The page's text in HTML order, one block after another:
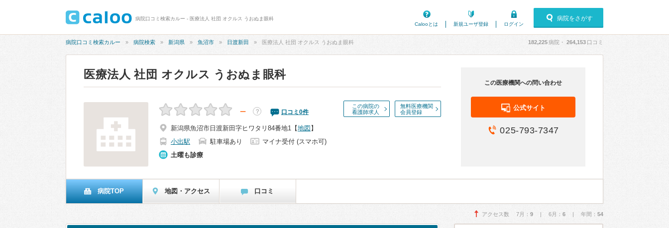
病院口コミ検索カルー - 医療法人 社団 オクルス うおぬま眼科
Calooとは
新規ユーザ登録 ログイン
病院をさがす
病院口コミ検索カルー 病院検索 新潟県 魚沼市 日渡新田 医療法人 社団 オクルス うおぬま眼科 182,225病院・ 264,153 口コミ
医療法人 社団 オクルス うおぬま眼科
この病院の
看護師求人
無料医療機関
会員登録
－ ？ 口コミ 0件
新潟県魚沼市日渡新田字ヒワタリ84番地1 【地図 】
小出駅
駐車場あり
マイナ受付 (スマホ可)
土曜も診療
この医療機関への問い合わせ
公式サイト
025-793-7347
病院TOP 地図・アクセス 口コミ
アクセス数 7月： 9 | 6月： 6 | 年間： 54